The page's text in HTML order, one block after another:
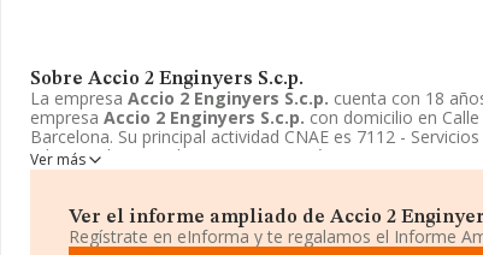
Sobre Accio 2 Enginyers S.c.p.
La empresa Accio 2 Enginyers S.c.p. cuenta con 18
empresa Accio 2 Enginyers S.c.p. con domicilio en
Barcelona. Su principal actividad CNAE es 7112 -
relacionadas con el asesoramiento técnico. La empresa
como Sociedad civil.
Ver más
Ver el informe ampliado de Accio 2
Regístrate en eInforma y te regalamos el Informe